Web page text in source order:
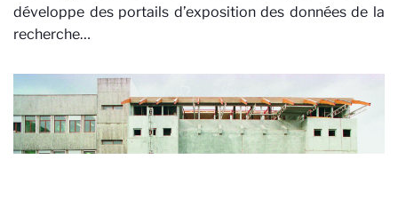
développe des portails d’exposition des données de la
recherche…